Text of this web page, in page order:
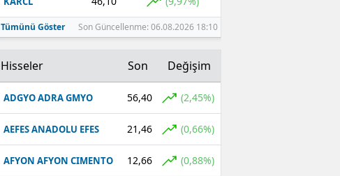
Tümünü Göster Son Güncellenme: 06.08.2026 18:10
Hisseler Son Değişim
ADGYO ADRA GMYO 56,40 (2,45%)
AEFES ANADOLU EFES 21,46 (0,66%)
AFYON AFYON CIMENTO 12,66 (0,88%)